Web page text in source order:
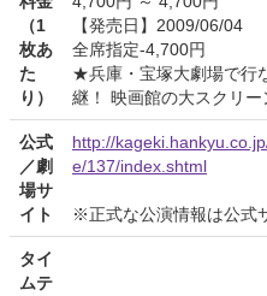
（1
枚あ
た
り）
【発売日】2009/06/04
全席指定-4,700円
★兵庫・宝塚大劇場で行
継！ 映画館の大スクリー
公式
／劇
場サ
イト
http://
e/137/index.shtml
※正式な公演情報は公式
タイ
ムテ